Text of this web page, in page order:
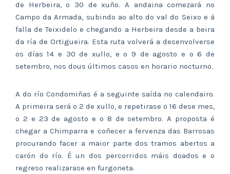
de Herbeira, o 30 de xuño. A andaina comezará no
Campo da Armada, subindo ao alto do val do Seixo e á
falla de Teixidelo e chegando a Herbeira desde a beira
da ría de Ortigueira. Esta ruta volverá a desenvolverse
os días 14 e 30 de xullo, e o 9 de agosto e o 6 de
setembro, nos dous últimos casos en horario nocturno.
A do río Condomiñas é a seguinte saída no calendairo.
A primeira será o 2 de xullo, e repetirase o 16 dese mes,
o 2 e 23 de agosto e o 8 de setembro. A proposta é
chegar a Chimparra e coñecer a fervenza das Barrosas
procurando facer a maior parte dos tramos abertos a
carón do río. É un dos percorridos máis doados e o
regreso realizarase en furgoneta.